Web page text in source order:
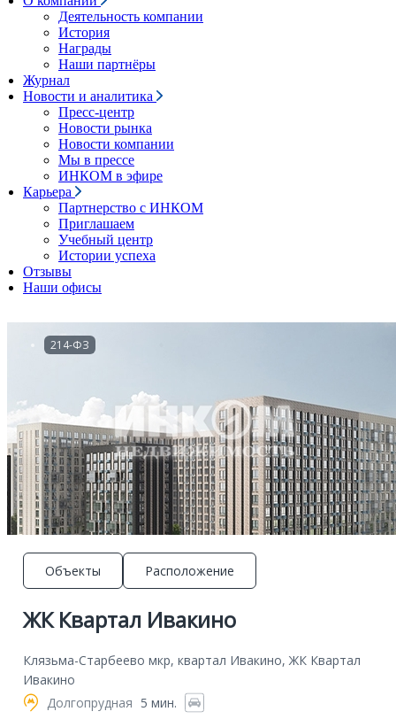
Деятельность компании
История
Награды
Наши партнёры
Журнал
Новости и аналитика
Пресс-центр
Новости рынка
Новости компании
Мы в прессе
ИНКОМ в эфире
Карьера
Партнерство с ИНКОМ
Приглашаем
Учебный центр
Истории успеха
Отзывы
Наши офисы
ЖК Квартал Ивакино
Клязьма-Старбеево мкр, квартал Ивакино, ЖК Квартал
Ивакино
Долгопрудная 5 мин.
214-ФЗ
Объекты Расположение